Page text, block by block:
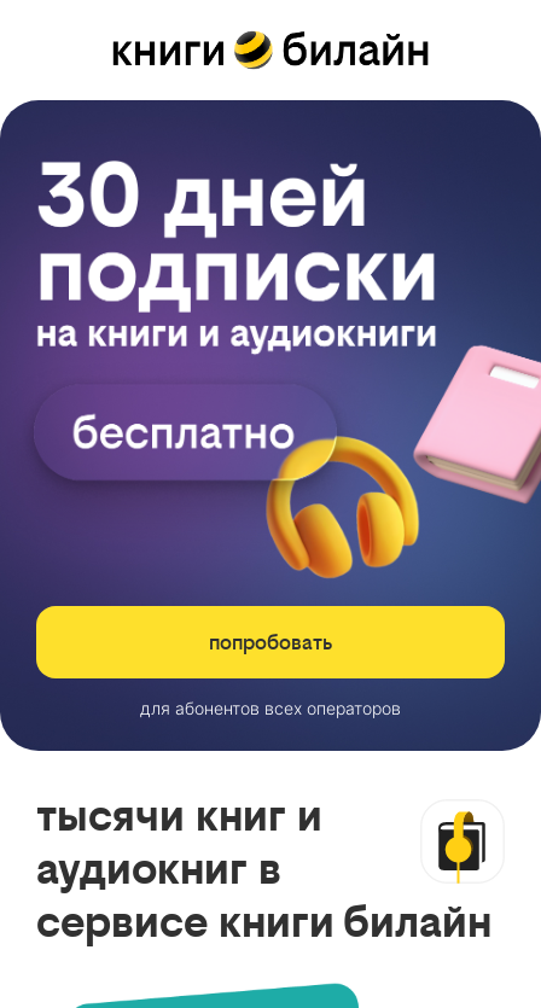
попробовать
для абонентов всех операторов
тысячи книг и
аудиокниг в
сервисе книги билайн